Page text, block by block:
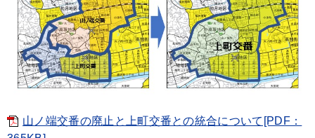
山ノ端交番の廃止と上町交番との統合について[PDF：